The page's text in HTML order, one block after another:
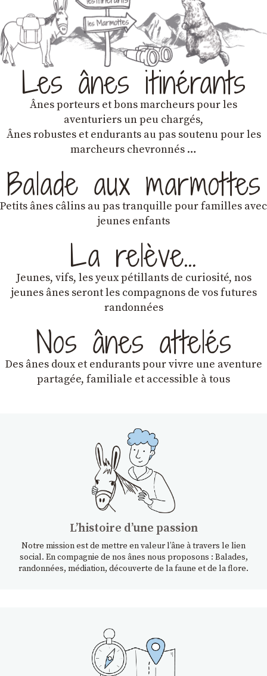
Les ânes itinérants
Ânes porteurs et bons marcheurs pour les
aventuriers un peu chargés,
Ânes robustes et endurants au pas soutenu pour les
marcheurs chevronnés …
Balade aux marmottes
Petits ânes câlins au pas tranquille pour familles avec
jeunes enfants
La relève…
Jeunes, vifs, les yeux pétillants de curiosité, nos
jeunes ânes seront les compagnons de vos futures
randonnées
Nos ânes attelés
Des ânes doux et endurantspour vivre une aventure
partagée, familiale et accessible à tous
Lʼhistoire dʼune passion
Notre mission est de mettre en valeur l’âne à travers le lien
social. En compagnie de nos ânes nous proposons : Balades,
randonnées, médiation, découverte de la faune et de la flore.